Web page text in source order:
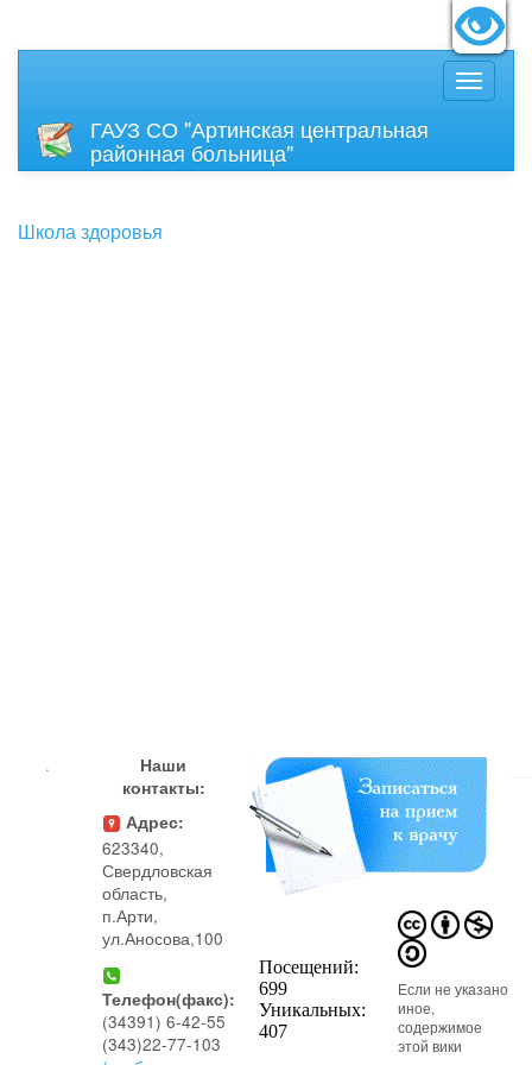
ГАУЗ СО "Артинская центральная
районная больница"
Школа здоровья
.
Наши
контакты:
Адрес:
623340,
Свердловская
область,
п.Арти,
ул.Аносова,100
Телефон(факс):
(34391) 6-42-55
(343)22-77-103
Если не указано
иное,
содержимое
этой вики